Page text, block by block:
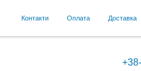
Контакти Оплата Доставка